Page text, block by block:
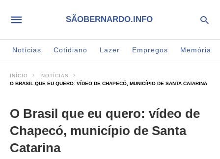
SÃOBERNARDO.INFO
Notícias Cotidiano Lazer Empregos Memória
INÍCIO
NOTÍCIAS
O BRASIL QUE EU QUERO: VÍDEO DE CHAPECÓ, MUNICÍPIO DE SANTA CATARINA
O Brasil que eu quero: vídeo de
Chapecó, município de Santa
Catarina